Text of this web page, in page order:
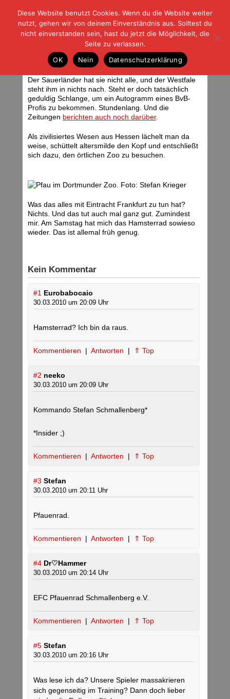
| | |BLOG-GFußball und der Rest
HOME|REGELN|IMPRESSUM |DATENSCHUTZ
Freizeit, Tag 2
Dienstag, 30.03.10 | 20:01 Uhr
Der Sauerländer hat sie nicht alle, und der Westfale
steht ihm in nichts nach. Steht er doch tatsächlich
geduldig Schlange, um ein Autogramm eines BvB-
Profis zu bekommen. Stundenlang. Und die
Zeitungen berichten auch noch darüber.
Als zivilisiertes Wesen aus Hessen lächelt man da
weise, schüttelt altersmilde den Kopf und entschließt
sich dazu, den örtlichen Zoo zu besuchen.
Was das alles mit Eintracht Frankfurt zu tun hat?
Nichts. Und das tut auch mal ganz gut. Zumindest
mir. Am Samstag hat mich das Hamsterrad sowieso
wieder. Das ist allemal früh genug.
Kein Kommentar
#1 Eurobabocaio
30.03.2010 um 20:09 Uhr
Hamsterrad? Ich bin da raus.
Kommentieren | Antworten | ⇑ Top
#2 neeko
30.03.2010 um 20:09 Uhr
Kommando Stefan Schmallenberg*
*Insider ;)
Kommentieren | Antworten | ⇑ Top
#3 Stefan
30.03.2010 um 20:11 Uhr
Pfauenrad.
Kommentieren | Antworten | ⇑ Top
#4 Dr♡Hammer
30.03.2010 um 20:14 Uhr
EFC Pfauenrad Schmallenberg e.V.
Kommentieren | Antworten | ⇑ Top
#5 Stefan
30.03.2010 um 20:16 Uhr
Was lese ich da? Unsere Spieler massakrieren
sich gegenseitig im Training? Dann doch lieber
Diese Website benutzt Cookies. Wenn du die Website weiter
nutzt, gehen wir von deinem Einverständnis aus. Solltest du
nicht einverstanden sein, hast du jetzt die Möglichkeit, die
Seite zu verlassen.
OK
Nein Datenschutzerklärung